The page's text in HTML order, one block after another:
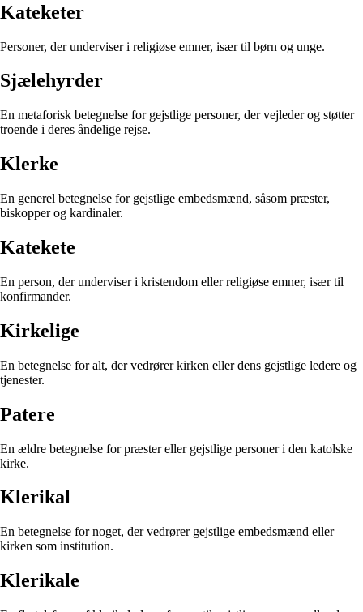
Kateketer
Personer, der underviser i religiøse emner, især til børn og unge.
Sjælehyrder
En metaforisk betegnelse for gejstlige personer, der vejleder og støtter
troende i deres åndelige rejse.
Klerke
En generel betegnelse for gejstlige embedsmænd, såsom præster,
biskopper og kardinaler.
Katekete
En person, der underviser i kristendom eller religiøse emner, især til
konfirmander.
Kirkelige
En betegnelse for alt, der vedrører kirken eller dens gejstlige ledere og
tjenester.
Patere
En ældre betegnelse for præster eller gejstlige personer i den katolske
kirke.
Klerikal
En betegnelse for noget, der vedrører gejstlige embedsmænd eller
kirken som institution.
Klerikale